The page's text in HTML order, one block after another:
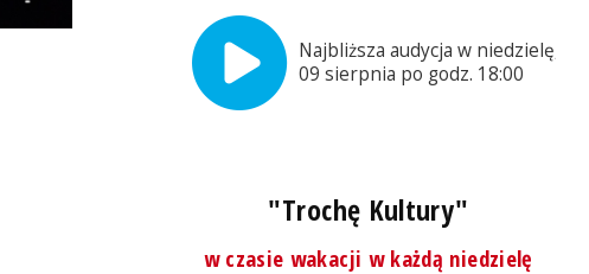
Najbliższa audycja w niedzielę,
09 sierpnia po godz. 18:00
"Trochę Kultury"
w czasie wakacji w każdą niedzielę